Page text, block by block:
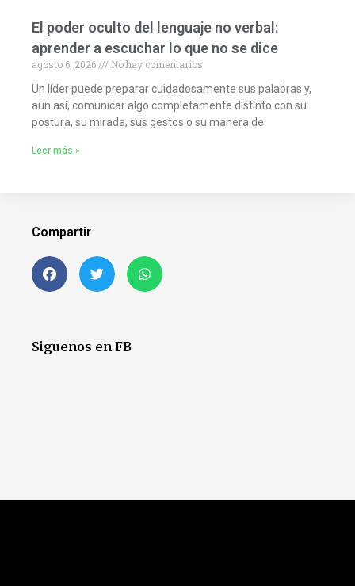
El poder oculto del lenguaje no verbal:
aprender a escuchar lo que no se dice
agosto 6, 2026
No hay comentarios
Un líder puede preparar cuidadosamente sus palabras y,
aun así, comunicar algo completamente distinto con su
postura, su mirada, sus gestos o su manera de
Leer más »
Compartir
Siguenos en FB